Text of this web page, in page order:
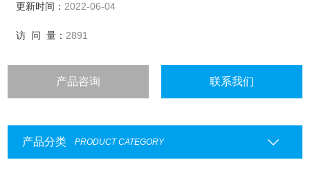
更新时间： 2022-06-04
访 问 量： 2891
产品咨询 联系我们
产品分类 PRODUCT CATEGORY